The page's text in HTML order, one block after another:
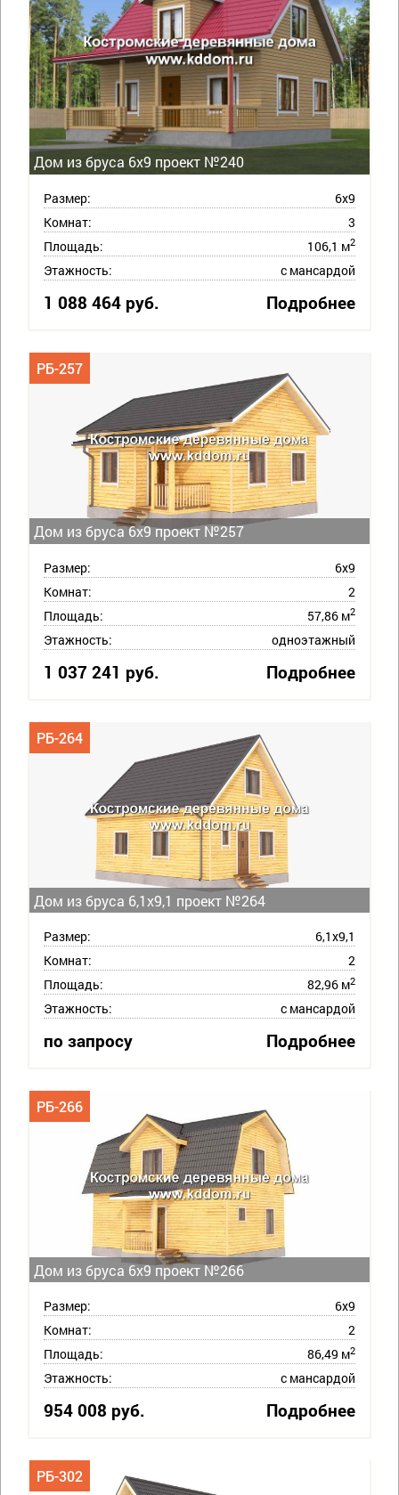
Дом из бруса 6х9 проект №240
Размер:
6х9
Комнат:
3
Площадь:
106,1 м2
Этажность: с мансардой
1 088 464 руб. Подробнее
Дом из бруса 6х9 проект №257
РБ-257
Размер:
6х9
Комнат:
2
Площадь:
57,86 м2
Этажность: одноэтажный
1 037 241 руб. Подробнее
Дом из бруса 6,1х9,1 проект №264
РБ-264
Размер:
6,1х9,1
Комнат:
2
Площадь:
82,96 м2
Этажность: с мансардой
по запросу Подробнее
Дом из бруса 6х9 проект №266
РБ-266
Размер:
6х9
Комнат:
2
Площадь:
86,49 м2
Этажность: с мансардой
954 008 руб. Подробнее
РБ-302